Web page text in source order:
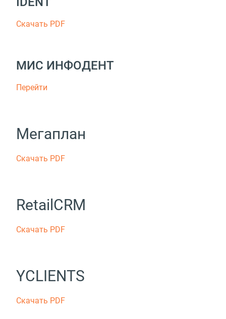
Скачать PDF
МИС ИНФОДЕНТ
Перейти
Мегаплан
Скачать PDF
RetailCRM
Скачать PDF
YCLIENTS
Скачать PDF